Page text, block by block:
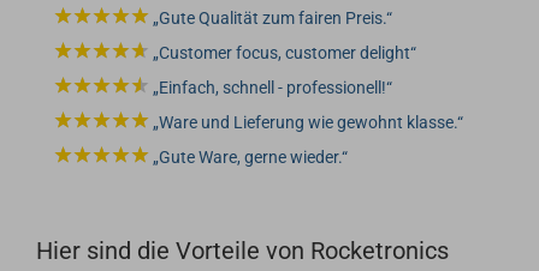
Gute Qualität zum fairen Preis.
Customer focus, customer delight
Einfach, schnell - professionell!
Ware und Lieferung wie gewohnt klasse.
Gute Ware, gerne wieder.
Hier sind die Vorteile von Rocketronics